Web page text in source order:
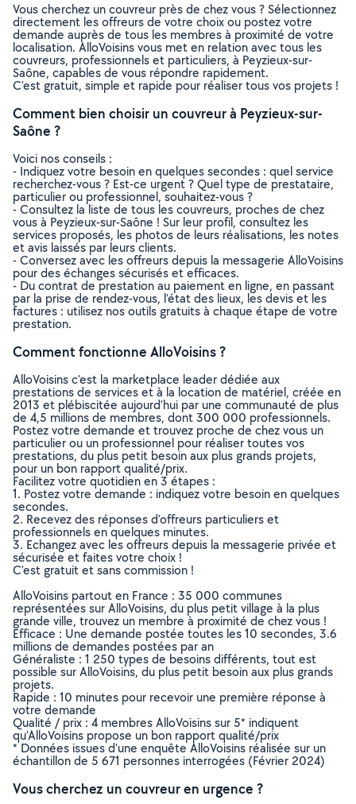
Vous cherchez un couvreur près de chez vous ? Sélectionnez
directement les offreurs de votre choix ou postez votre
demande auprès de tous les membres à proximité de votre
localisation. AlloVoisins vous met en relation avec tous les
couvreurs, professionnels et particuliers, à Peyzieux-sur-
Saône, capables de vous répondre rapidement.
C’est gratuit, simple et rapide pour réaliser tous vos projets !
Comment bien choisir un couvreur à Peyzieux-sur-
Saône ?
Voici nos conseils :
- Indiquez votre besoin en quelques secondes : quel service
recherchez-vous ? Est-ce urgent ? Quel type de prestataire,
particulier ou professionnel, souhaitez-vous ?
- Consultez la liste de tous les couvreurs, proches de chez
vous à Peyzieux-sur-Saône ! Sur leur profil, consultez les
services proposés, les photos de leurs réalisations, les notes
et avis laissés par leurs clients.
- Conversez avec les offreurs depuis la messagerie AlloVoisins
pour des échanges sécurisés et efficaces.
- Du contrat de prestation au paiement en ligne, en passant
par la prise de rendez-vous, l’état des lieux, les devis et les
factures : utilisez nos outils gratuits à chaque étape de votre
prestation.
Comment fonctionne AlloVoisins ?
AlloVoisins c’est la marketplace leader dédiée aux
prestations de services et à la location de matériel, créée en
2013 et plébiscitée aujourd’hui par une communauté de plus
de 4,5 millions de membres, dont 300 000 professionnels.
Postez votre demande et trouvez proche de chez vous un
particulier ou un professionnel pour réaliser toutes vos
prestations, du plus petit besoin aux plus grands projets,
pour un bon rapport qualité/prix.
Facilitez votre quotidien en 3 étapes :
1. Postez votre demande : indiquez votre besoin en quelques
secondes.
2. Recevez des réponses d’offreurs particuliers et
professionnels en quelques minutes.
3. Echangez avec les offreurs depuis la messagerie privée et
sécurisée et faites votre choix !
C’est gratuit et sans commission !
AlloVoisins partout en France : 35 000 communes
représentées sur AlloVoisins, du plus petit village à la plus
grande ville, trouvez un membre à proximité de chez vous !
Efficace : Une demande postée toutes les 10 secondes, 3.6
millions de demandes postées par an
Généraliste : 1 250 types de besoins différents, tout est
possible sur AlloVoisins, du plus petit besoin aux plus grands
projets.
Rapide : 10 minutes pour recevoir une première réponse à
votre demande
Qualité / prix : 4 membres AlloVoisins sur 5* indiquent
qu’AlloVoisins propose un bon rapport qualité/prix
* Données issues d’une enquête AlloVoisins réalisée sur un
échantillon de 5 671 personnes interrogées (Février 2024)
Vous cherchez un couvreur en urgence ?